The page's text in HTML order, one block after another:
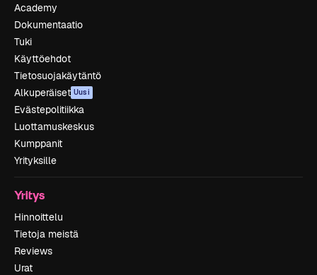
Academy
Dokumentaatio
Tuki
Käyttöehdot
Tietosuojakäytäntö
Alkuperäiset Uusi
Evästepolitiikka
Luottamuskeskus
Kumppanit
Yrityksille
Yritys
Hinnoittelu
Tietoja meistä
Reviews
Urat